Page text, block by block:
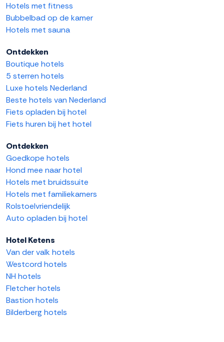
Hotels met fitness
Bubbelbad op de kamer
Hotels met sauna
Ontdekken
Boutique hotels
5 sterren hotels
Luxe hotels Nederland
Beste hotels van Nederland
Fiets opladen bij hotel
Fiets huren bij het hotel
Ontdekken
Goedkope hotels
Hond mee naar hotel
Hotels met bruidssuite
Hotels met familiekamers
Rolstoelvriendelijk
Auto opladen bij hotel
Hotel Ketens
Van der valk hotels
Westcord hotels
NH hotels
Fletcher hotels
Bastion hotels
Bilderberg hotels